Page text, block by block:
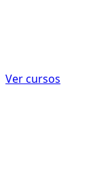
Ver cursos